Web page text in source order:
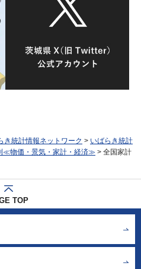
き統計情報ネットワーク > いばらき統計
≪物価・景気・家計・経済≫ > 全国家計
TOP